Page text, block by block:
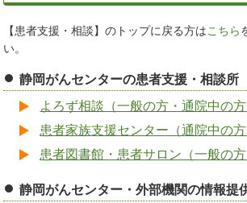
【患者支援・相談】のトップに戻る方はこちら
い。
静岡がんセンターの患者支援・相談所
よろず相談（一般の方・通院中の方
患者家族支援センター（通院中の方
患者図書館・患者サロン（一般の方
静岡がんセンター・外部機関の情報提